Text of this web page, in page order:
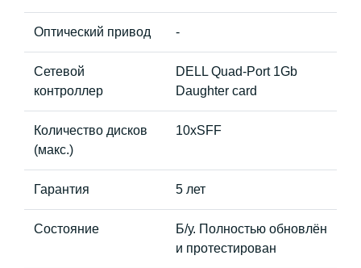
Оптический привод -
Сетевой
контроллер
DELL Quad-Port 1Gb
Daughter card
Количество дисков
(макс.)
10хSFF
Гарантия 5 лет
Состояние
Б/у. Полностью обновлён
и протестирован